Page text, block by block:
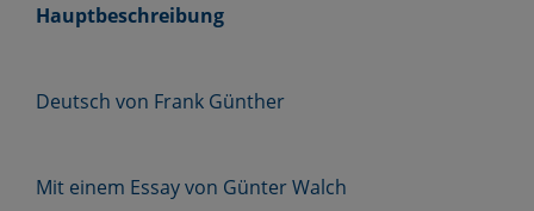
Hauptbeschreibung
Deutsch von Frank Günther
Mit einem Essay von Günter Walch